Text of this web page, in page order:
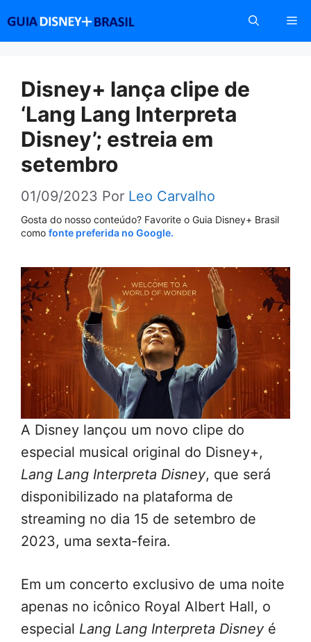
conteúdo
Disney+ lança clipe de
‘Lang Lang Interpreta
Disney’; estreia em
setembro
01/09/2023 Por Leo Carvalho
Gosta do nosso conteúdo? Favorite o Guia Disney+ Brasil
como fonte preferida no Google.
A Disney lançou um novo clipe do
especial musical original do Disney+,
Lang Lang Interpreta Disney, que será
disponibilizado na plataforma de
streaming no dia 15 de setembro de
2023, uma sexta-feira.
Em um concerto exclusivo de uma noite
apenas no icônico Royal Albert Hall, o
especial Lang Lang Interpreta Disneyé